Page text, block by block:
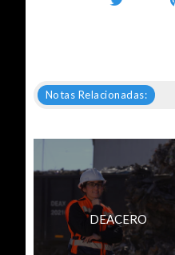
Notas Relacionadas:
DEACERO